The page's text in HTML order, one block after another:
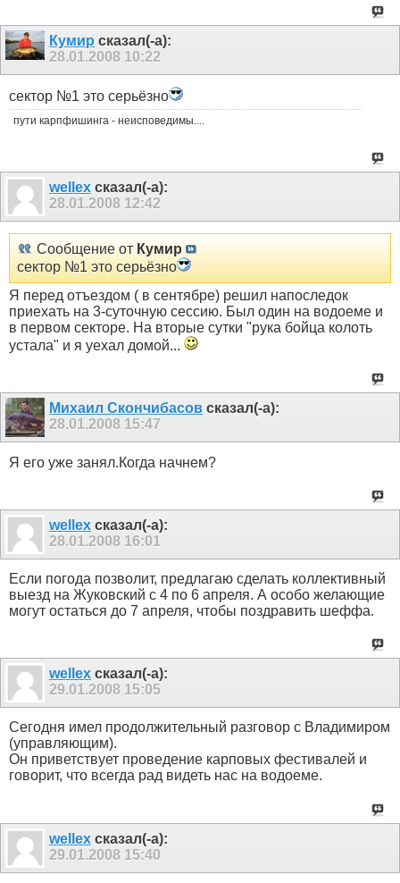
Кумир сказал(-а):
28.01.2008 10:22
сектор №1 это серьёзно
пути карпфишинга - неисповедимы....
wellex сказал(-а):
28.01.2008 12:42
Сообщение от Кумир
сектор №1 это серьёзно
Я перед отъездом ( в сентябре) решил напоследок
приехать на 3-суточную сессию. Был один на водоеме и
в первом секторе. На вторые сутки "рука бойца колоть
устала" и я уехал домой...
Михаил Скончибасов сказал(-а):
28.01.2008 15:47
Я его уже занял.Когда начнем?
wellex сказал(-а):
28.01.2008 16:01
Если погода позволит, предлагаю сделать коллективный
выезд на Жуковский с 4 по 6 апреля. А особо желающие
могут остаться до 7 апреля, чтобы поздравить шеффа.
wellex сказал(-а):
29.01.2008 15:05
Сегодня имел продолжительный разговор с Владимиром
(управляющим).
Он приветствует проведение карповых фестивалей и
говорит, что всегда рад видеть нас на водоеме.
wellex сказал(-а):
29.01.2008 15:40